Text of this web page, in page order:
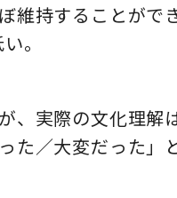
持することがで
。
実際の文化理解
た／大変だった」